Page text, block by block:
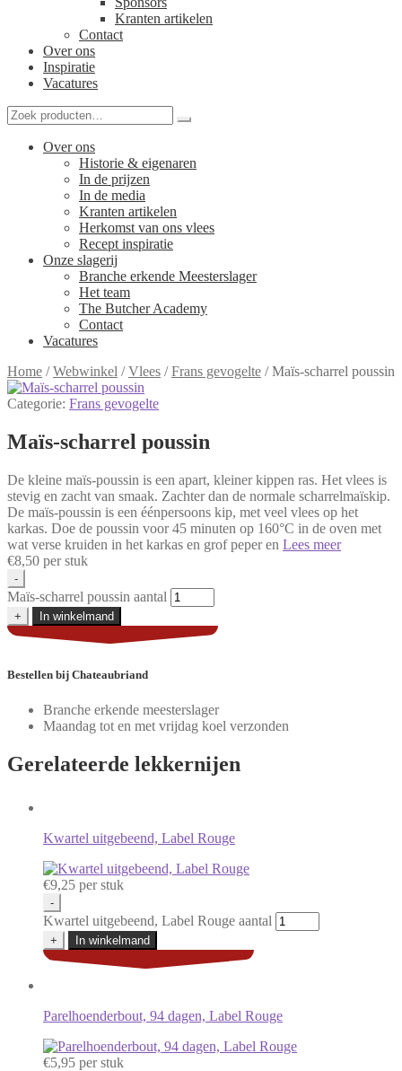
Kranten artikelen
Contact
Over ons
Inspiratie
Vacatures
Over ons
Historie & eigenaren
In de prijzen
In de media
Kranten artikelen
Herkomst van ons vlees
Recept inspiratie
Onze slagerij
Branche erkende Meesterslager
Het team
The Butcher Academy
Contact
Vacatures
Home /Webwinkel /Vlees /Frans gevogelte /Maïs-scharrel poussin
Categorie: Frans gevogelte
Maïs-scharrel poussin
De kleine maïs-poussin is een apart, kleiner kippen ras. Het vlees is
stevig en zacht van smaak. Zachter dan de normale scharrelmaïskip.
De maïs-poussin is een éénpersoons kip, met veel vlees op het
karkas. Doe de poussin voor 45 minuten op 160°C in de oven met
wat verse kruiden in het karkas en grof peper en Lees meer
€8,50 per stuk
-
Maïs-scharrel poussin aantal
+ In winkelmand
Bestellen bij Chateaubriand
Branche erkende meesterslager
Maandag tot en met vrijdag koel verzonden
Gerelateerde lekkernijen
Kwartel uitgebeend, Label Rouge
€9,25 per stuk
-
Kwartel uitgebeend, Label Rouge aantal
+ In winkelmand
Parelhoenderbout, 94 dagen, Label Rouge
€5,95 per stuk